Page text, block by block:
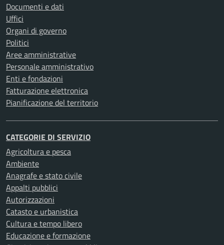
Documenti e dati
Uffici
Organi di governo
Politici
Aree amministrative
Personale amministrativo
Enti e fondazioni
Fatturazione elettronica
Pianificazione del territorio
CATEGORIE DI SERVIZIO
Agricoltura e pesca
Ambiente
Anagrafe e stato civile
Appalti pubblici
Autorizzazioni
Catasto e urbanistica
Cultura e tempo libero
Educazione e formazione